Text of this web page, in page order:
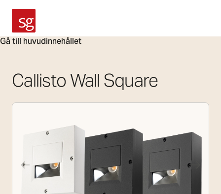
Gå till huvudinnehållet
SG Armaturen
Callisto Wall Square